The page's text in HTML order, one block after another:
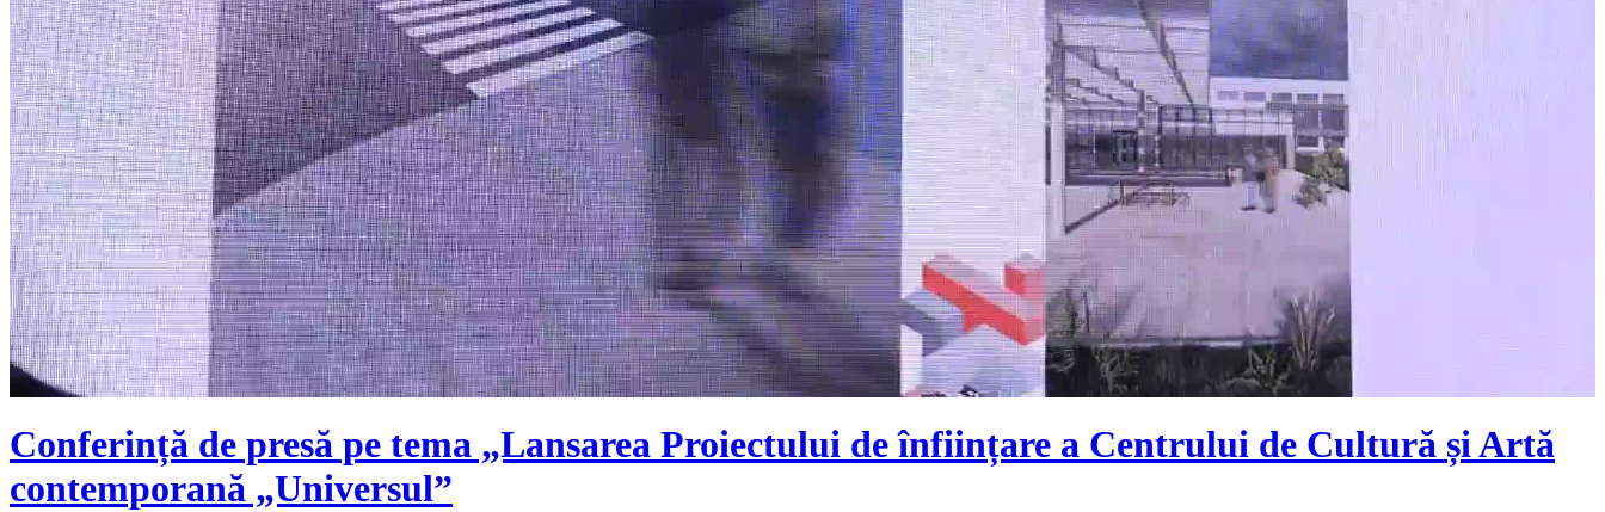
Video
Conferință de presă pe tema „Lansarea Proiectului de înființare a Centrului de Cultură și Artă
contemporană „Universul”